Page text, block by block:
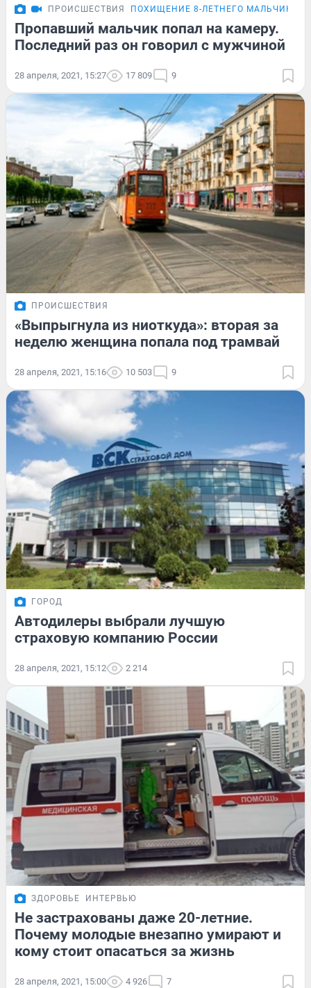
ПРОИСШЕСТВИЯ ПОХИЩЕНИЕ 8-ЛЕТНЕГО МАЛЬЧИКА
Пропавший мальчик попал на камеру.
Последний раз он говорил с мужчиной
28 апреля, 2021, 15:27 17 809 9
ПРОИСШЕСТВИЯ
«Выпрыгнула из ниоткуда»: вторая за
неделю женщина попала под трамвай
28 апреля, 2021, 15:16 10 503 9
ГОРОД
Автодилеры выбрали лучшую
страховую компанию России
28 апреля, 2021, 15:12 2 214
ЗДОРОВЬЕ ИНТЕРВЬЮ
Не застрахованы даже 20-летние.
Почему молодые внезапно умирают и
кому стоит опасаться за жизнь
28 апреля, 2021, 15:00 4 926 7